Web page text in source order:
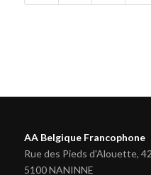
AA Belgique Francophone
Rue des Pieds d'Alouette,
5100 NANINNE